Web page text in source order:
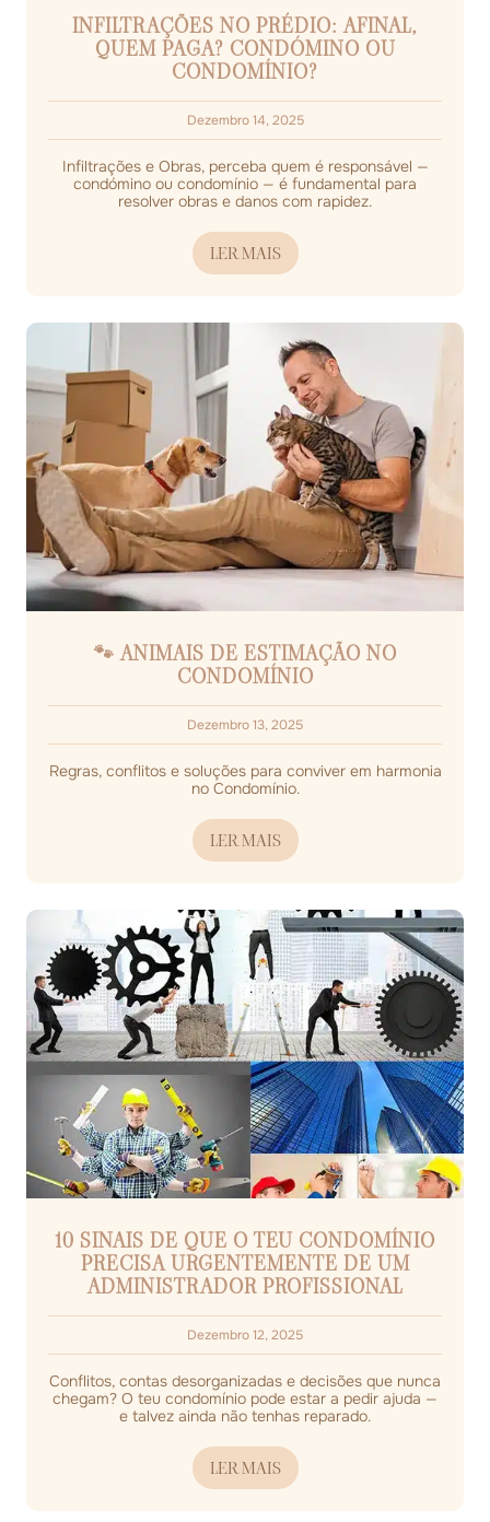
INFILTRAÇÕES NO PRÉDIO: AFINAL,
QUEM PAGA? CONDÓMINO OU
CONDOMÍNIO?
Dezembro 14, 2025
Infiltrações e Obras, perceba quem é responsável —
condómino ou condomínio — é fundamental para
resolver obras e danos com rapidez.
LER MAIS
🐾 ANIMAIS DE ESTIMAÇÃO NO
CONDOMÍNIO
Dezembro 13, 2025
Regras, conflitos e soluções para conviver em harmonia
no Condomínio.
LER MAIS
10 SINAIS DE QUE O TEU CONDOMÍNIO
PRECISA URGENTEMENTE DE UM
ADMINISTRADOR PROFISSIONAL
Dezembro 12, 2025
Conflitos, contas desorganizadas e decisões que nunca
chegam? O teu condomínio pode estar a pedir ajuda —
e talvez ainda não tenhas reparado.
LER MAIS